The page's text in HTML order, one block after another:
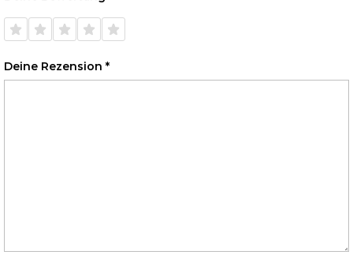
1 von
5 Sternen
2 von
5 Sternen
3 von
5 Sternen
4 von
5 Sternen
5 von
5 Sternen
Deine Rezension *